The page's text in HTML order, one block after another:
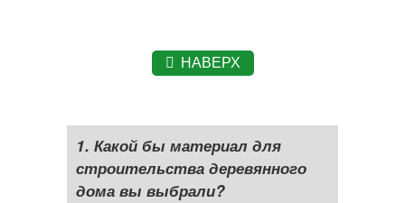
НАВЕРХ
1. Какой бы материал для
строительства деревянного
дома вы выбрали?